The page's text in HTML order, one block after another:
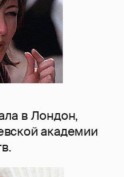
в Лондон,
академии